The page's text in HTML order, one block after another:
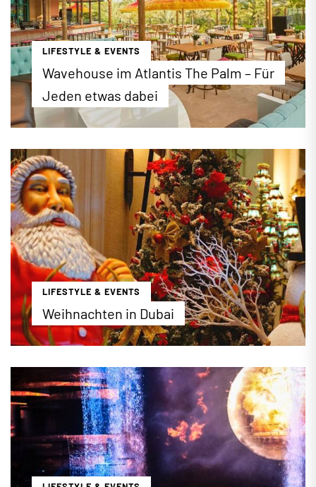
LIFESTYLE & EVENTS
Wavehouse im Atlantis The Palm – Für
Jeden etwas dabei
Am 01. Februar 2019 hat im Luxushotel Atlantis,
einzigartigen Unterhaltungskonzept eröffnet. Als
erste ihrer Art in der arabischen Metropole bietet
Wavehouse ein umfangreiches Entertainment-
Programm mit Livemusik, (Video-) Spielen,
Bowling, ausgezeichnetem Essen und
erfrischenden Drinks an.
...mehr erfahren
LIFESTYLE & EVENTS
Weihnachten in Dubai
Obwohl Weihnachten in Dubai offiziell nicht
und Restaurants weihnachtlich geschmückt.
Christbäume, Lebkuchenhäuser und
Weihnachtsmänner empfangen die vielen
westlichen Touristen, die zum Weihnachtsfest
sonnige Tage im Emirat verbringen möchten.
Mittlerweile finden in der ganzen Stadt
Weihnachtsmärkte und viele weitere Aktionen